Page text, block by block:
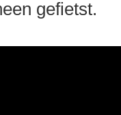
gefietst.